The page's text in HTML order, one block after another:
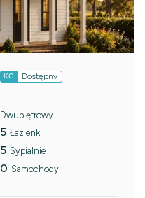
KC Dostępny
Dwupiętrowy
5 Łazienki
5 Sypialnie
0 Samochody